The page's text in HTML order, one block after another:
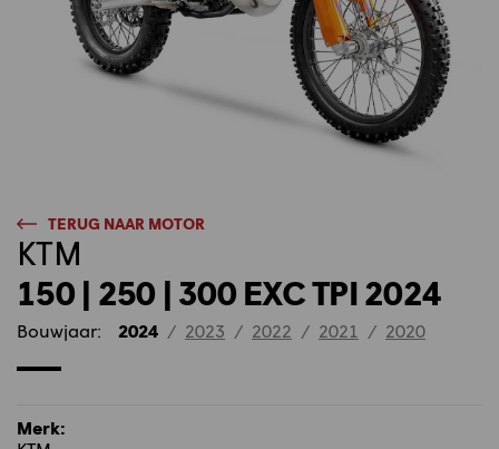
TERUG NAAR MOTOR
KTM
150 | 250 | 300 EXC TPI 2024
Bouwjaar: 2024 / 2023 / 2022 / 2021 / 2020
Merk: